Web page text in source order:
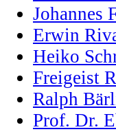
Johannes
Erwin
Heiko
Freigeist
Ralph
Prof. Dr.